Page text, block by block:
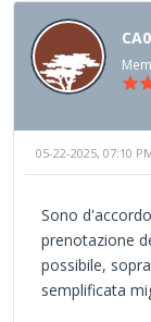
05-22-2025, 07:10
Sono
prenotazione
possibile,
semplificata